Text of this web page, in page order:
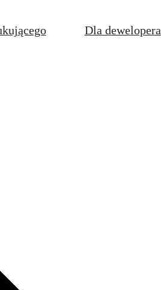
Dla dewelopera